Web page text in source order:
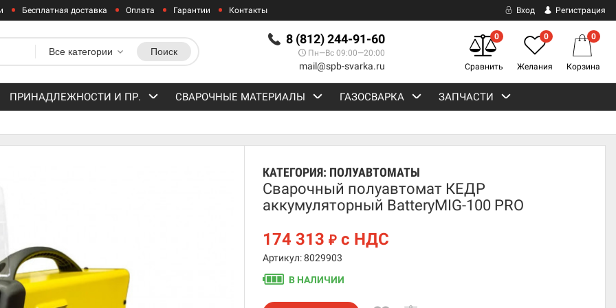
Бесплатная доставка Оплата Гарантии Контакты Вход Регистрация
8 (812) 244-91-60
Пн—Вс 09:00—20:00
mail@spb-svarka.ru
Все категории Поиск
0
Сравнить
0
Желания
0
Корзина
ПРИНАДЛЕЖНОСТИ И ПР. СВАРОЧНЫЕ МАТЕРИАЛЫ ГАЗОСВАРКА ЗАПЧАСТИ
КАТЕГОРИЯ: ПОЛУАВТОМАТЫ
Сварочный полуавтомат КЕДР
аккумуляторный BatteryMIG-100 PRO
174 313₽ с НДС
Артикул: 8029903
В НАЛИЧИИ